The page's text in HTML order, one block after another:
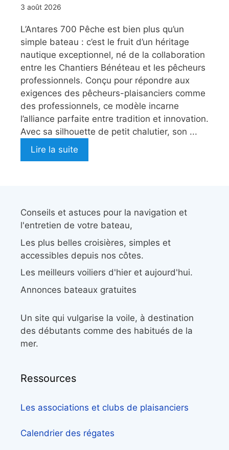
3 août 2026
L’Antares 700 Pêche est bien plus qu’un
simple bateau : c’est le fruit d’un héritage
nautique exceptionnel, né de la collaboration
entre les Chantiers Bénéteau et les pêcheurs
professionnels. Conçu pour répondre aux
exigences des pêcheurs-plaisanciers comme
des professionnels, ce modèle incarne
l’alliance parfaite entre tradition et innovation.
Avec sa silhouette de petit chalutier, son ...
Lire la suite
Conseils et astuces pour la navigation et
l'entretien de votre bateau,
Les plus belles croisières, simples et
accessibles depuis nos côtes.
Les meilleurs voiliers d'hier et aujourd'hui.
Annonces bateaux gratuites
Un site qui vulgarise la voile, à destination
des débutants comme des habitués de la
mer.
Ressources
Les associations et clubs de plaisanciers
Calendrier des régates